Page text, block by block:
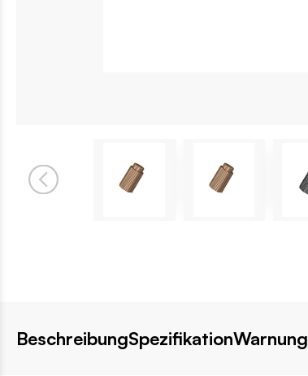
BeschreibungSpezifikationWarnung